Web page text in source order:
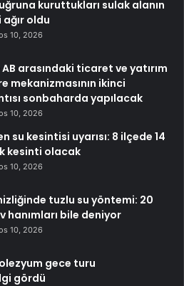
kuruttukları sulak alanın
oldu
10, 2026
AB arasındaki ticaret ve yatırım
mekanizmasının ikinci
sonbaharda yapılacak
10, 2026
su kesintisi uyarısı: 8 ilçede 14
kesinti olacak
10, 2026
tuzlu su yöntemi: 20
hanımları bile deniyor
10, 2026
gece turu
gördü